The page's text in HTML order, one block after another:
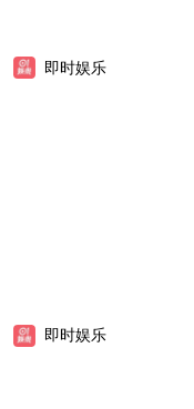
即时娱乐
即时娱乐